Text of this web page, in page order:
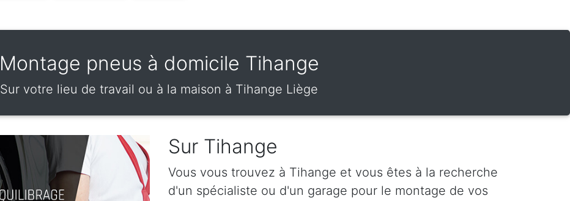
Montage pneus à domicile Tihange
Sur votre lieu de travail ou à la maison à Tihange Liège
Sur Tihange
Vous vous trouvez à Tihange et vous êtes à la recherche
d'un spécialiste ou d'un garage pour le montage de vos